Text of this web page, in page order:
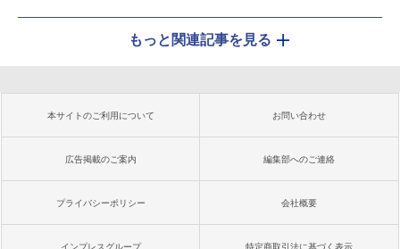
もっと関連記事を見る
本サイトのご利用について お問い合わせ
広告掲載のご案内 編集部へのご連絡
プライバシーポリシー 会社概要
インプレスグループ 特定商取引法に基づく表示